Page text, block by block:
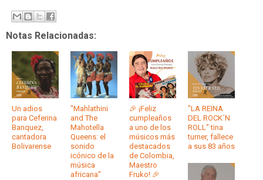
Notas Relacionadas:
Un adios
para Ceferina
Banquez,
cantadora
Bolivarense
"Mahlathini
and The
Mahotella
Queens: el
sonido
icónico de la
música
africana"
🎉 ¡Feliz
cumpleaños
a uno de los
músicos más
destacados
de Colombia,
Maestro
Fruko! 🎉
"LA REINA
DEL ROCK´N
ROLL" tina
turner, fallece
a sus 83 años